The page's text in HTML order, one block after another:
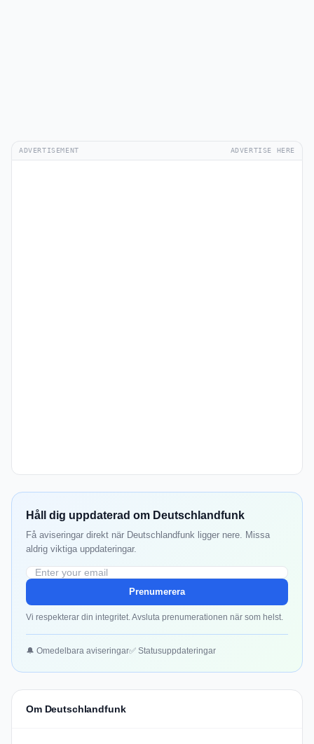
ADVERTISEMENT ADVERTISE HERE
Håll dig uppdaterad om Deutschlandfunk
Få aviseringar direkt när Deutschlandfunk ligger nere. Missa
aldrig viktiga uppdateringar.
Prenumerera
Vi respekterar din integritet. Avsluta prenumerationen när som helst.
🔔 Omedelbara aviseringar✅ Statusuppdateringar
Om Deutschlandfunk